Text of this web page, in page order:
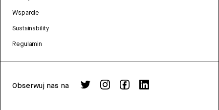
Wsparcie
Sustainability
Regulamin
Obserwuj nas na